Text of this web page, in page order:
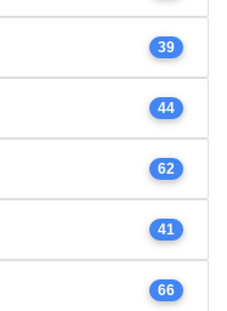
39
44
62
41
66